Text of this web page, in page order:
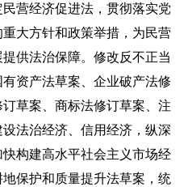
营经济促进法，贯彻落实党
大方针和政策举措，为民营
供法治保障。修改反不正当
资产法草案、企业破产法修
草案、商标法修订草案、注
法治经济、信用经济，纵深
构建高水平社会主义市场经
保护和质量提升法草案，统